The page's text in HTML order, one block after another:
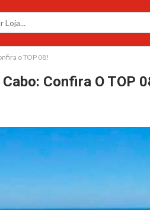
Cupons ou
Você gostaria de ser
o TOP 08!
Confira O TOP